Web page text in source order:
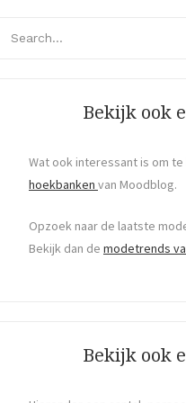
Bekijk ook
Wat ook interessant is om
hoekbanken van Moodblog.
Opzoek naar de laatste
Bekijk dan de modetrends
Bekijk ook